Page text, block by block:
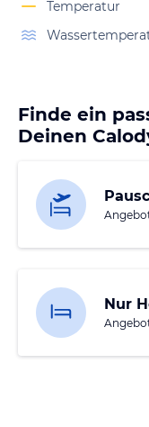
Temperatur
Finde ein
Deinen
Nur